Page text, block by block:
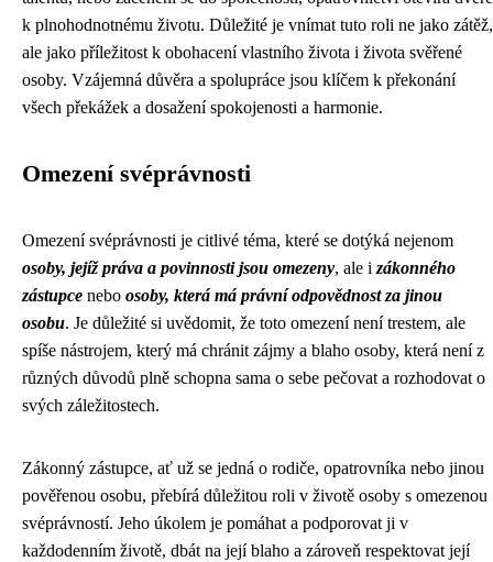
k plnohodnotnému životu. Důležité je vnímat tuto roli ne jako zátěž,
ale jako příležitost k obohacení vlastního života i života svěřené
osoby. Vzájemná důvěra a spolupráce jsou klíčem k překonání
všech překážek a dosažení spokojenosti a harmonie.
Omezení svéprávnosti
Omezení svéprávnosti je citlivé téma, které se dotýká nejenom
osoby, jejíž práva a povinnosti jsou omezeny, ale i zákonného
zástupce nebo osoby, která má právní odpovědnost za jinou
osobu. Je důležité si uvědomit, že toto omezení není trestem, ale
spíše nástrojem, který má chránit zájmy a blaho osoby, která není z
různých důvodů plně schopna sama o sebe pečovat a rozhodovat o
svých záležitostech.
Zákonný zástupce, ať už se jedná o rodiče, opatrovníka nebo jinou
pověřenou osobu, přebírá důležitou roli v životě osoby s omezenou
svéprávností. Jeho úkolem je pomáhat a podporovat ji v
každodenním životě, dbát na její blaho a zároveň respektovat její